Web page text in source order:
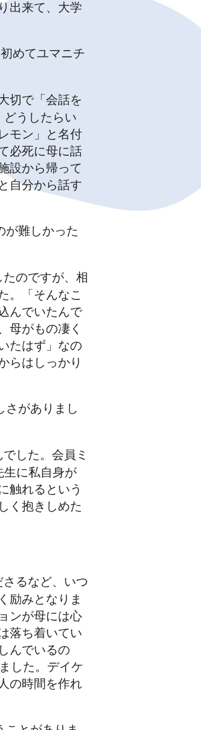
出来て、大学
めてユマニチ
切で「会話を
うしたらい
モン」と名付
必死に母に話
設から帰って
自分から話す
が難しかった
のですが、相
。「そんなこ
んでいたんで
母がもの凄く
たはず」なの
らはしっかり
さがありまし
した。会員ミ
生に私自身が
触れるという
く抱きしめた
るなど、いつ
励みとなりま
ンが母には心
落ち着いてい
んでいるの
した。デイケ
の時間を作れ